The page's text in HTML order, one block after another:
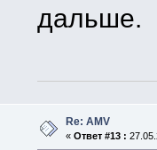
дальше.
Re: AMV
« Ответ #13 :